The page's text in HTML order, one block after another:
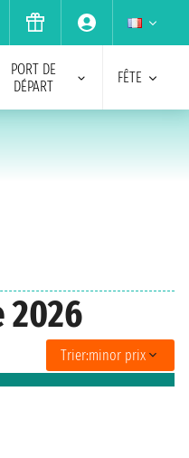
PORT DE
DÉPART
FÊTE
2026
Trier:minor prix